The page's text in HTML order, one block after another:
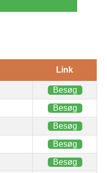
Link
Besøg
Besøg
Besøg
Besøg
Besøg